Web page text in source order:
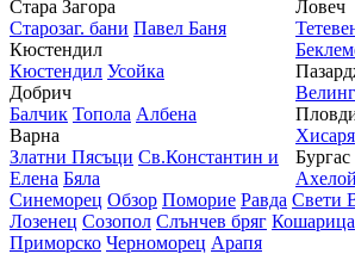
Стара Загора
Старозаг. бани Павел Баня
Кюстендил
Кюстендил Усойка
Добрич
Балчик Топола Албена
Варна
Златни Пясъци Св.Константин и
Елена Бяла
Ловеч
Хисаря
Бургас
Ахелой
Синеморец Обзор Поморие Равда Свети
Лозенец Созопол Слънчев бряг Кошарица
Приморско Черноморец Арапя